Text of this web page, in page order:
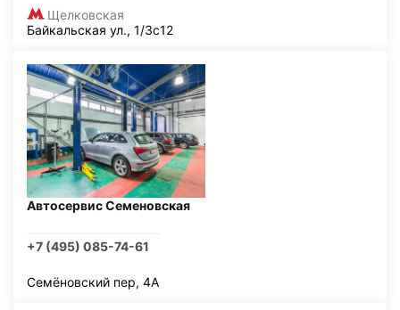
Щелковская
Байкальская ул., 1/3с12
Автосервис Семеновская
+7 (495) 085-74-61
Семёновский пер, 4А